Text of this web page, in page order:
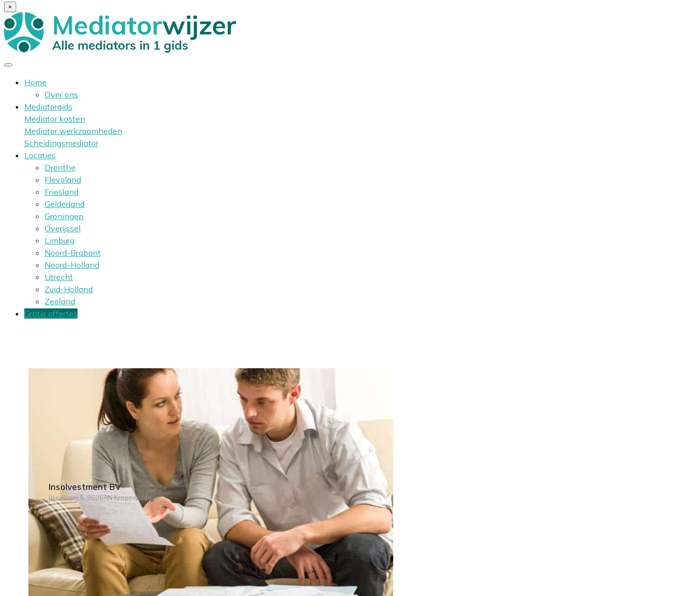
×
Home
Over ons
Mediatorgids
Mediator kosten
Mediator werkzaamheden
Scheidingsmediator
Locaties
Drenthe
Flevoland
Friesland
Gelderland
Groningen
Overijssel
Limburg
Noord-Brabant
Noord-Holland
Utrecht
Zuid-Holland
Zeeland
Gratis offertes
Insolvestment BV
IJssellaan 5, 9606RN Kropswolde